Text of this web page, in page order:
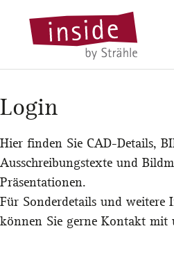
Login
Hier finden Sie CAD-Details,
Ausschreibungstexte und
Präsentationen.
Für Sonderdetails und weitere
können Sie gerne Kontakt mit